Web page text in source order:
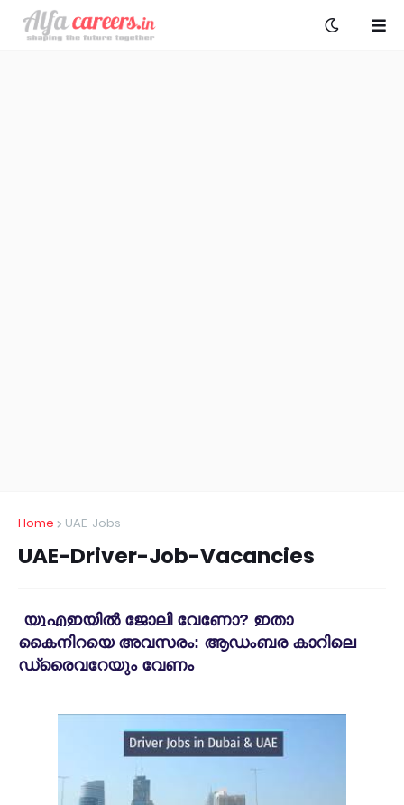
Home UAE-Jobs
UAE-Driver-Job-Vacancies
യുഎഇയില്‍ ജോലി വേണോ? ഇതാ
കൈനിറയെ അവസരം: ആഡംബര കാറിലെ
ഡ്രൈവറേയും വേണം